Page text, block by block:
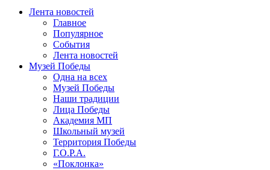
Лента новостей
Главное
Популярное
События
Лента новостей
Музей Победы
Одна на всех
Музей Победы
Наши традиции
Лица Победы
Академия МП
Школьный музей
Территория Победы
Г.О.Р.А.
«Поклонка»